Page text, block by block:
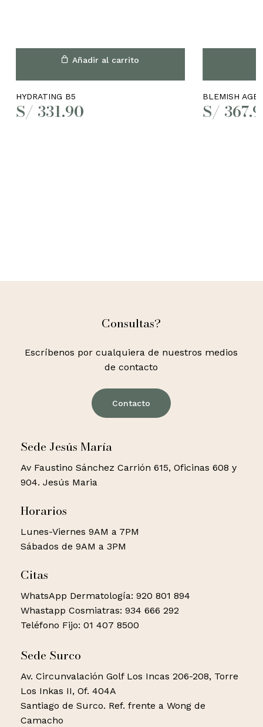
Añadir al carrito
HYDRATING B5
S/ 331.90
BLEMISH AGE
S/
Consultas?
Escríbenos por cualquiera de nuestros medios
de contacto
Contacto
Sede Jesús María
Av Faustino Sánchez Carrión 615, Oficinas 608 y
904. Jesús Maria
Horarios
Lunes-Viernes 9AM a 7PM
Sábados de 9AM a 3PM
Citas
WhatsApp Dermatología: 920 801 894
Whastapp Cosmiatras: 934 666 292
Teléfono Fijo: 01 407 8500
Sede Surco
Av. Circunvalación Golf Los Incas 206-208, Torre
Los Inkas II, Of. 404A
Santiago de Surco. Ref. frente a Wong de
Camacho